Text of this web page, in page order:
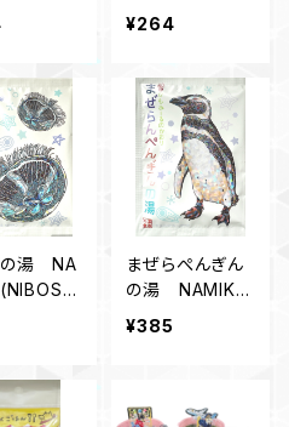
ジナル
IBRETTO オリ
¥264
の湯 NA
まぜらぺんぎん
の湯 NAMIKO
(NIBOSHI&)×LI
¥385